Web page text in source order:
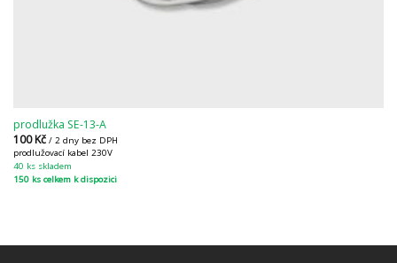
prodlužka SE-13-A
100Kč / 2 dny bez DPH
prodlužovací kabel 230V
40 ks skladem
150 ks celkem k dispozici